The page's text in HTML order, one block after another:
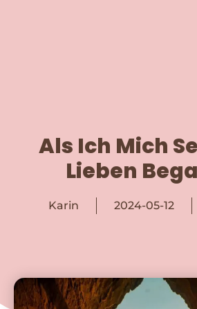
Als Ich Mich
Lieben
Karin 2024-05-12